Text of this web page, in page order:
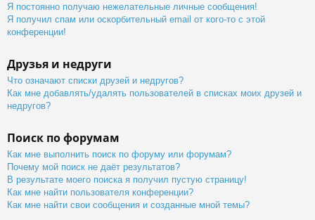
Я постоянно получаю нежелательные личные сообщения!
Я получил спам или оскорбительный email от кого-то с этой
конференции!
Друзья и недруги
Что означают списки друзей и недругов?
Как мне добавлять/удалять пользователей в списках моих друзей и
недругов?
Поиск по форумам
Как мне выполнить поиск по форуму или форумам?
Почему мой поиск не даёт результатов?
В результате моего поиска я получил пустую страницу!
Как мне найти пользователя конференции?
Как мне найти свои сообщения и созданные мной темы?